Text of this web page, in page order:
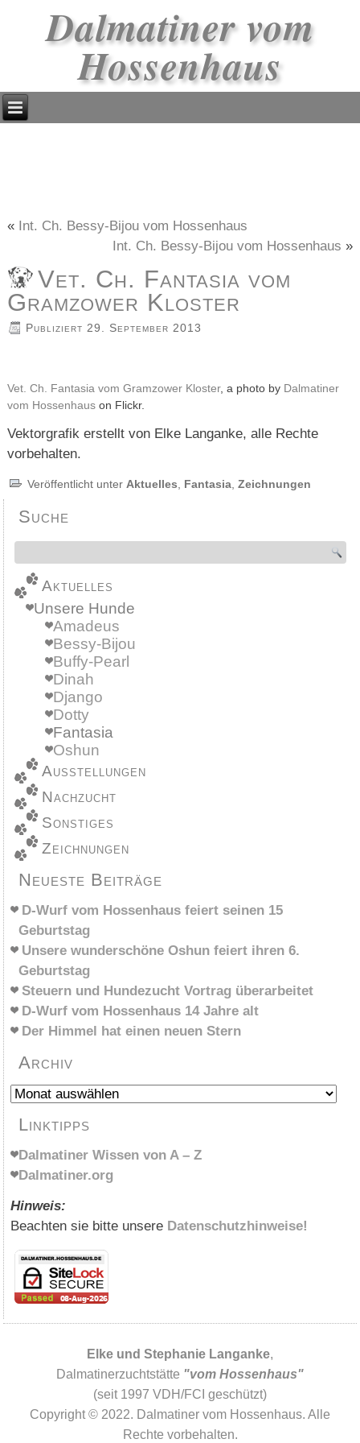
Dalmatiner vom
Hossenhaus
« Int. Ch. Bessy-Bijou vom Hossenhaus
Int. Ch. Bessy-Bijou vom Hossenhaus »
Vet. Ch. Fantasia vom
Gramzower Kloster
Publiziert 29. September 2013
Vet. Ch. Fantasia vom Gramzower Kloster, a photo by Dalmatiner
vom Hossenhaus on Flickr.
Vektorgrafik erstellt von Elke Langanke, alle Rechte
vorbehalten.
Veröffentlicht unter Aktuelles Fantasia ,Zeichnungen
Suche
Aktuelles
Unsere Hunde
Amadeus
Bessy-Bijou
Buffy-Pearl
Dinah
Django
Dotty
Fantasia
Oshun
Ausstellungen
Nachzucht
Sonstiges
Zeichnungen
Neueste Beiträge
D-Wurf vom Hossenhaus feiert seinen 15
Geburtstag
Unsere wunderschöne Oshun feiert ihren 6.
Geburtstag
Steuern und Hundezucht Vortrag überarbeitet
D-Wurf vom Hossenhaus 14 Jahre alt
Der Himmel hat einen neuen Stern
Archiv
Archiv
Linktipps
Dalmatiner Wissen von A – Z
Dalmatiner.org
Hinweis:
Beachten sie bitte unsere Datenschutzhinweise!
Elke und Stephanie Langanke,
Dalmatinerzuchtstätte "vom Hossenhaus"
(seit 1997 VDH/FCI geschützt)
Copyright © 2022. Dalmatiner vom Hossenhaus. Alle
Rechte vorbehalten.